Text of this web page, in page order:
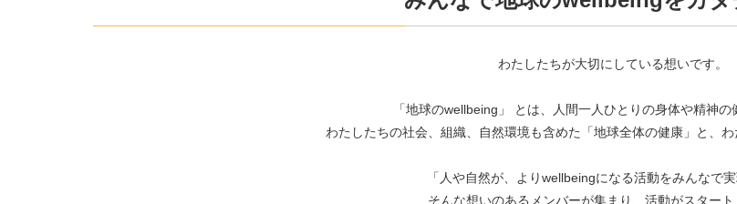
わたしたちが大切にしている想いです。
「地球のwellbeing」 とは、人間一人ひとりの身体や精神の
わたしたちの社会、組織、自然環境も含めた「地球全体の健康」と、わ
「人や自然が、よりwellbeingになる活動をみんなで実
そんな想いのあるメンバーが集まり、活動がスタート